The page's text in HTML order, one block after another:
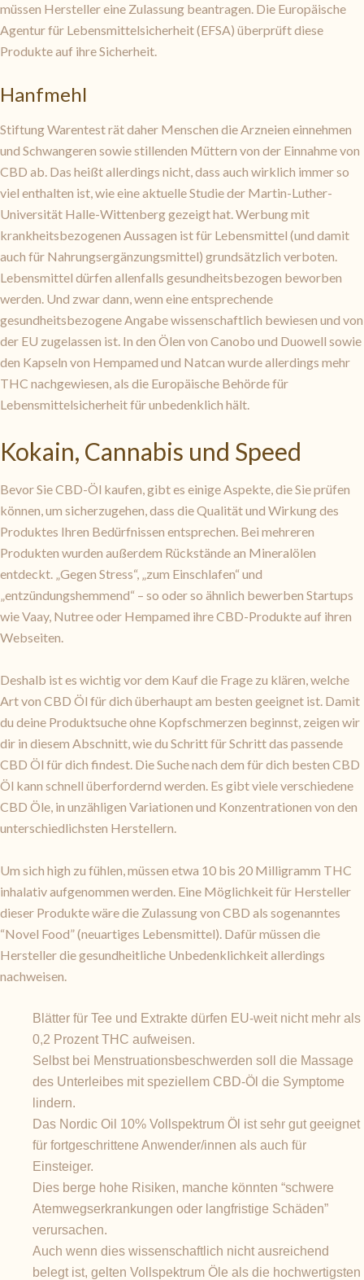
müssen Hersteller eine Zulassung beantragen. Die Europäische
Agentur für Lebensmittelsicherheit (EFSA) überprüft diese
Produkte auf ihre Sicherheit.
Hanfmehl
Stiftung Warentest rät daher Menschen die Arzneien einnehmen
und Schwangeren sowie stillenden Müttern von der Einnahme von
CBD ab. Das heißt allerdings nicht, dass auch wirklich immer so
viel enthalten ist, wie eine aktuelle Studie der Martin-Luther-
Universität Halle-Wittenberg gezeigt hat. Werbung mit
krankheitsbezogenen Aussagen ist für Lebensmittel (und damit
auch für Nahrungsergänzungsmittel) grundsätzlich verboten.
Lebensmittel dürfen allenfalls gesundheitsbezogen beworben
werden. Und zwar dann, wenn eine entsprechende
gesundheitsbezogene Angabe wissenschaftlich bewiesen und von
der EU zugelassen ist. In den Ölen von Canobo und Duowell sowie
den Kapseln von Hempamed und Natcan wurde allerdings mehr
THC nachgewiesen, als die Europäische Behörde für
Lebensmittelsicherheit für unbedenklich hält.
Kokain, Cannabis und Speed
Bevor Sie CBD-Öl kaufen, gibt es einige Aspekte, die Sie prüfen
können, um sicherzugehen, dass die Qualität und Wirkung des
Produktes Ihren Bedürfnissen entsprechen. Bei mehreren
Produkten wurden außerdem Rückstände an Mineralölen
entdeckt. „Gegen Stress“, „zum Einschlafen“ und
„entzündungshemmend“ – so oder so ähnlich bewerben Startups
wie Vaay, Nutree oder Hempamed ihre CBD-Produkte auf ihren
Webseiten.
Deshalb ist es wichtig vor dem Kauf die Frage zu klären, welche
Art von CBD Öl für dich überhaupt am besten geeignet ist. Damit
du deine Produktsuche ohne Kopfschmerzen beginnst, zeigen wir
dir in diesem Abschnitt, wie du Schritt für Schritt das passende
CBD Öl für dich findest. Die Suche nach dem für dich besten CBD
Öl kann schnell überfordernd werden. Es gibt viele verschiedene
CBD Öle, in unzähligen Variationen und Konzentrationen von den
unterschiedlichsten Herstellern.
Um sich high zu fühlen, müssen etwa 10 bis 20 Milligramm THC
inhalativ aufgenommen werden. Eine Möglichkeit für Hersteller
dieser Produkte wäre die Zulassung von CBD als sogenanntes
“Novel Food” (neuartiges Lebensmittel). Dafür müssen die
Hersteller die gesundheitliche Unbedenklichkeit allerdings
nachweisen.
Blätter für Tee und Extrakte dürfen EU-weit nicht mehr als
0,2 Prozent THC aufweisen.
Selbst bei Menstruationsbeschwerden soll die Massage
des Unterleibes mit speziellem CBD-Öl die Symptome
lindern.
Das Nordic Oil 10% Vollspektrum Öl ist sehr gut geeignet
für fortgeschrittene Anwender/innen als auch für
Einsteiger.
Dies berge hohe Risiken, manche könnten “schwere
Atemwegserkrankungen oder langfristige Schäden”
verursachen.
Auch wenn dies wissenschaftlich nicht ausreichend
belegt ist, gelten Vollspektrum Öle als die hochwertigsten